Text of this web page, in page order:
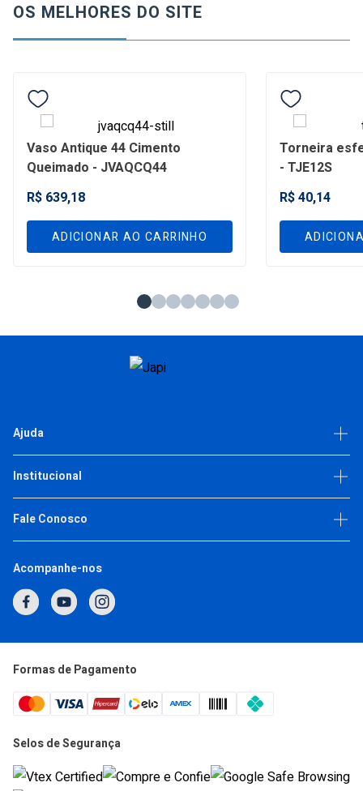
OS MELHORES DO SITE
Vaso Antique 44 Cimento
Queimado - JVAQCQ44
R$ 639,18
ADICIONAR AO CARRINHO
Torneira
- TJE12S
R$ 40,14
Ajuda
Política de privacidade
Institucional
Fale Conosco
Horário de Atendimento
Segunda a Quinta: 7h às 17h
Acompanhe-nos
Formas de Pagamento
Selos de Segurança